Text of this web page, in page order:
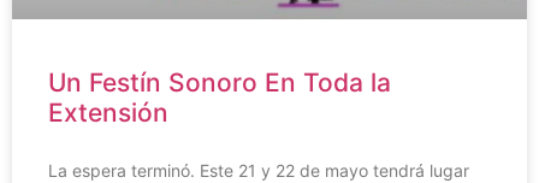
Un Festín Sonoro En Toda la
Extensión
La espera terminó. Este 21 y 22 de mayo tendrá lugar